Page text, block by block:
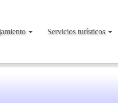
Servicios turísticos